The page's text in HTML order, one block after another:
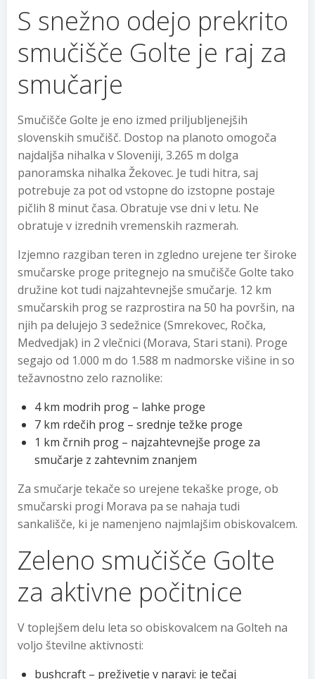
S snežno odejo prekrito
smučišče Golte je raj za
smučarje
Smučišče Golte je eno izmed priljubljenejših
slovenskih smučišč. Dostop na planoto omogoča
najdaljša nihalka v Sloveniji, 3.265 m dolga
panoramska nihalka Žekovec. Je tudi hitra, saj
potrebuje za pot od vstopne do izstopne postaje
pičlih 8 minut časa. Obratuje vse dni v letu. Ne
obratuje v izrednih vremenskih razmerah.
Izjemno razgiban teren in zgledno urejene ter široke
smučarske proge pritegnejo na smučišče Golte tako
družine kot tudi najzahtevnejše smučarje. 12 km
smučarskih prog se razprostira na 50 ha površin, na
njih pa delujejo 3 sedežnice (Smrekovec, Ročka,
Medvedjak) in 2 vlečnici (Morava, Stari stani). Proge
segajo od 1.000 m do 1.588 m nadmorske višine in so
težavnostno zelo raznolike:
4 km modrih prog – lahke proge
7 km rdečih prog – srednje težke proge
1 km črnih prog – najzahtevnejše proge za
smučarje z zahtevnim znanjem
Za smučarje tekače so urejene tekaške proge, ob
smučarski progi Morava pa se nahaja tudi
sankališče, ki je namenjeno najmlajšim obiskovalcem.
Zeleno smučišče Golte
za aktivne počitnice
V toplejšem delu leta so obiskovalcem na Golteh na
voljo številne aktivnosti:
bushcraft – preživetje v naravi: je tečaj